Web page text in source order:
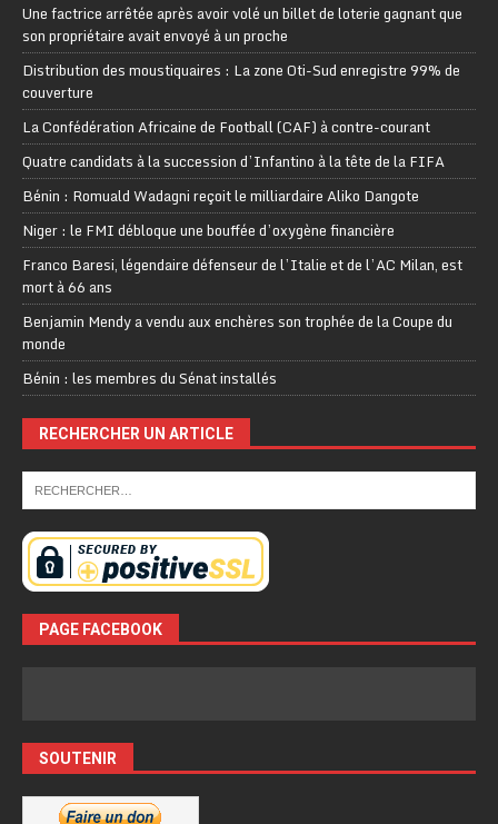
Une factrice arrêtée après avoir volé un billet de loterie gagnant que
son propriétaire avait envoyé à un proche
Distribution des moustiquaires : La zone Oti-Sud enregistre 99% de
couverture
La Confédération Africaine de Football (CAF) à contre-courant
Quatre candidats à la succession d’Infantino à la tête de la FIFA
Bénin : Romuald Wadagni reçoit le milliardaire Aliko Dangote
Niger : le FMI débloque une bouffée d’oxygène financière
Franco Baresi, légendaire défenseur de l’Italie et de l’AC Milan, est
mort à 66 ans
Benjamin Mendy a vendu aux enchères son trophée de la Coupe du
monde
Bénin : les membres du Sénat installés
RECHERCHER UN ARTICLE
PAGE FACEBOOK
SOUTENIR